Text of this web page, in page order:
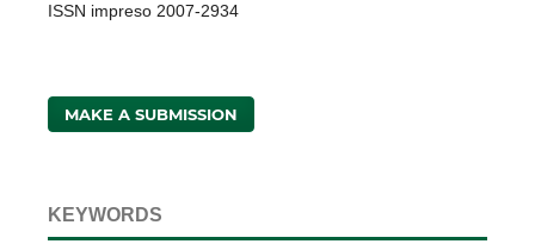
ISSN impreso 2007-2934
MAKE A SUBMISSION
KEYWORDS